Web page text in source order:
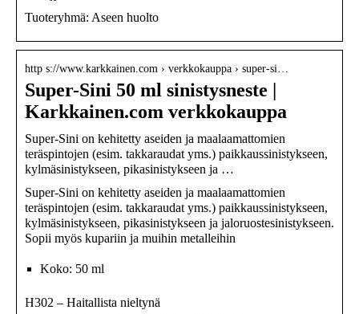
Tuoteryhmä: Aseen huolto
http s://www.karkkainen.com › verkkokauppa › super-si…
Super-Sini 50 ml sinistysneste |
Karkkainen.com verkkokauppa
Super-Sini on kehitetty aseiden ja maalaamattomien
teräspintojen (esim. takkaraudat yms.) paikkaussinistykseen,
kylmäsinistykseen, pikasinistykseen ja …
Super-Sini on kehitetty aseiden ja maalaamattomien
teräspintojen (esim. takkaraudat yms.) paikkaussinistykseen,
kylmäsinistykseen, pikasinistykseen ja jaloruostesinistykseen.
Sopii myös kupariin ja muihin metalleihin
Koko: 50 ml
H302 – Haitallista nieltynä